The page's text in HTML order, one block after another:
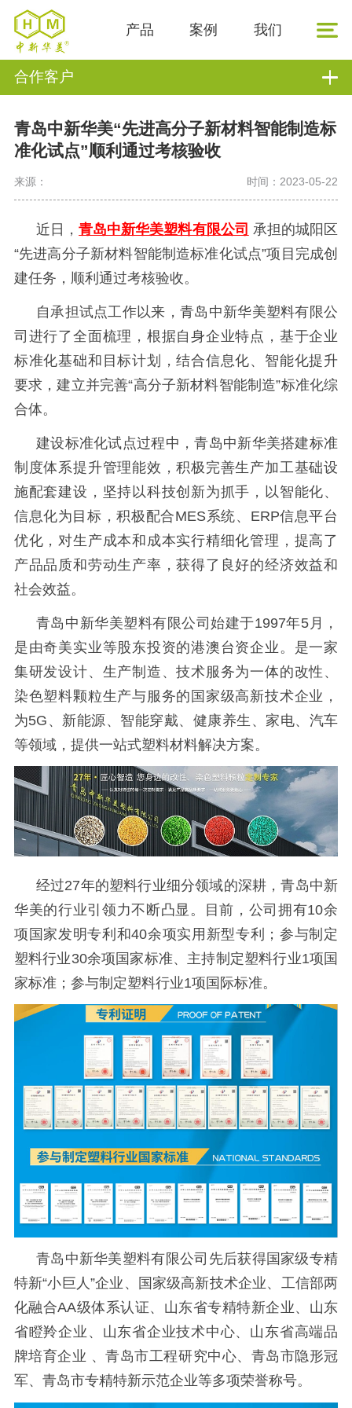
产品 案例 我们
合作客户
青岛中新华美“先进高分子新材料智能制造标
准化试点”顺利通过考核验收
来源： 时间：2023-05-22
近日，青岛中新华美塑料有限公司 承担的城阳区
“先进高分子新材料智能制造标准化试点”项目完成创
建任务，顺利通过考核验收。
自承担试点工作以来，青岛中新华美塑料有限公
司进行了全面梳理，根据自身企业特点，基于企业
标准化基础和目标计划，结合信息化、智能化提升
要求，建立并完善“高分子新材料智能制造”标准化综
合体。
建设标准化试点过程中，青岛中新华美搭建标准
制度体系提升管理能效，积极完善生产加工基础设
施配套建设，坚持以科技创新为抓手，以智能化、
信息化为目标，积极配合MES系统、ERP信息平台
优化，对生产成本和成本实行精细化管理，提高了
产品品质和劳动生产率，获得了良好的经济效益和
社会效益。
青岛中新华美塑料有限公司始建于1997年5月，
是由奇美实业等股东投资的港澳台资企业。是一家
集研发设计、生产制造、技术服务为一体的改性、
染色塑料颗粒生产与服务的国家级高新技术企业，
为5G、新能源、智能穿戴、健康养生、家电、汽车
等领域，提供一站式塑料材料解决方案。
经过27年的塑料行业细分领域的深耕，青岛中新
华美的行业引领力不断凸显。目前，公司拥有10余
项国家发明专利和40余项实用新型专利；参与制定
塑料行业30余项国家标准、主持制定塑料行业1项国
家标准；参与制定塑料行业1项国际标准。
青岛中新华美塑料有限公司先后获得国家级专精
特新“小巨人”企业、国家级高新技术企业、工信部两
化融合AA级体系认证、山东省专精特新企业、山东
省瞪羚企业、山东省企业技术中心、山东省高端品
牌培育企业 、青岛市工程研究中心、青岛市隐形冠
军、青岛市专精特新示范企业等多项荣誉称号。